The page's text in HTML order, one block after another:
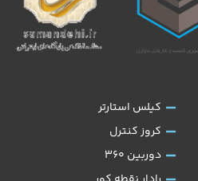
کیلس استارتر
کروز کنترل
دوربین 360